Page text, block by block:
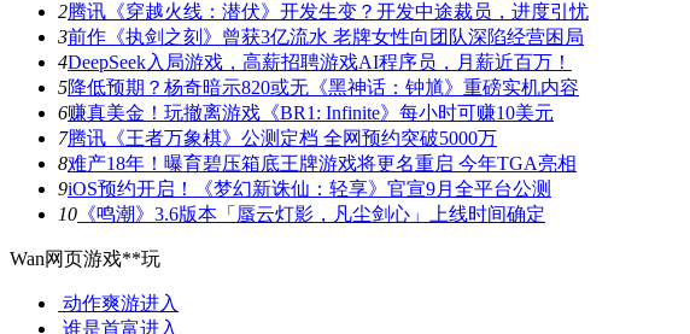
2腾讯《穿越火线：潜伏》开发生变？开发中途裁员，进度引忧
3前作《执剑之刻》曾获3亿流水 老牌女性向团队深陷经营困局
4DeepSeek入局游戏，高薪招聘游戏AI程序员，月薪近百万！
5降低预期？杨奇暗示820或无《黑神话：钟馗》重磅实机内容
6赚真美金！玩撤离游戏《BR1: Infinite》每小时可赚10美元
7腾讯《王者万象棋》公测定档 全网预约突破5000万
8难产18年！曝育碧压箱底王牌游戏将更名重启 今年TGA亮相
9iOS预约开启！《梦幻新诛仙：轻享》官宣9月全平台公测
10 《鸣潮》3.6版本「蜃云灯影，凡尘剑心」上线时间确定
Wan网页游戏**玩
动作爽游进入
谁是首富进入